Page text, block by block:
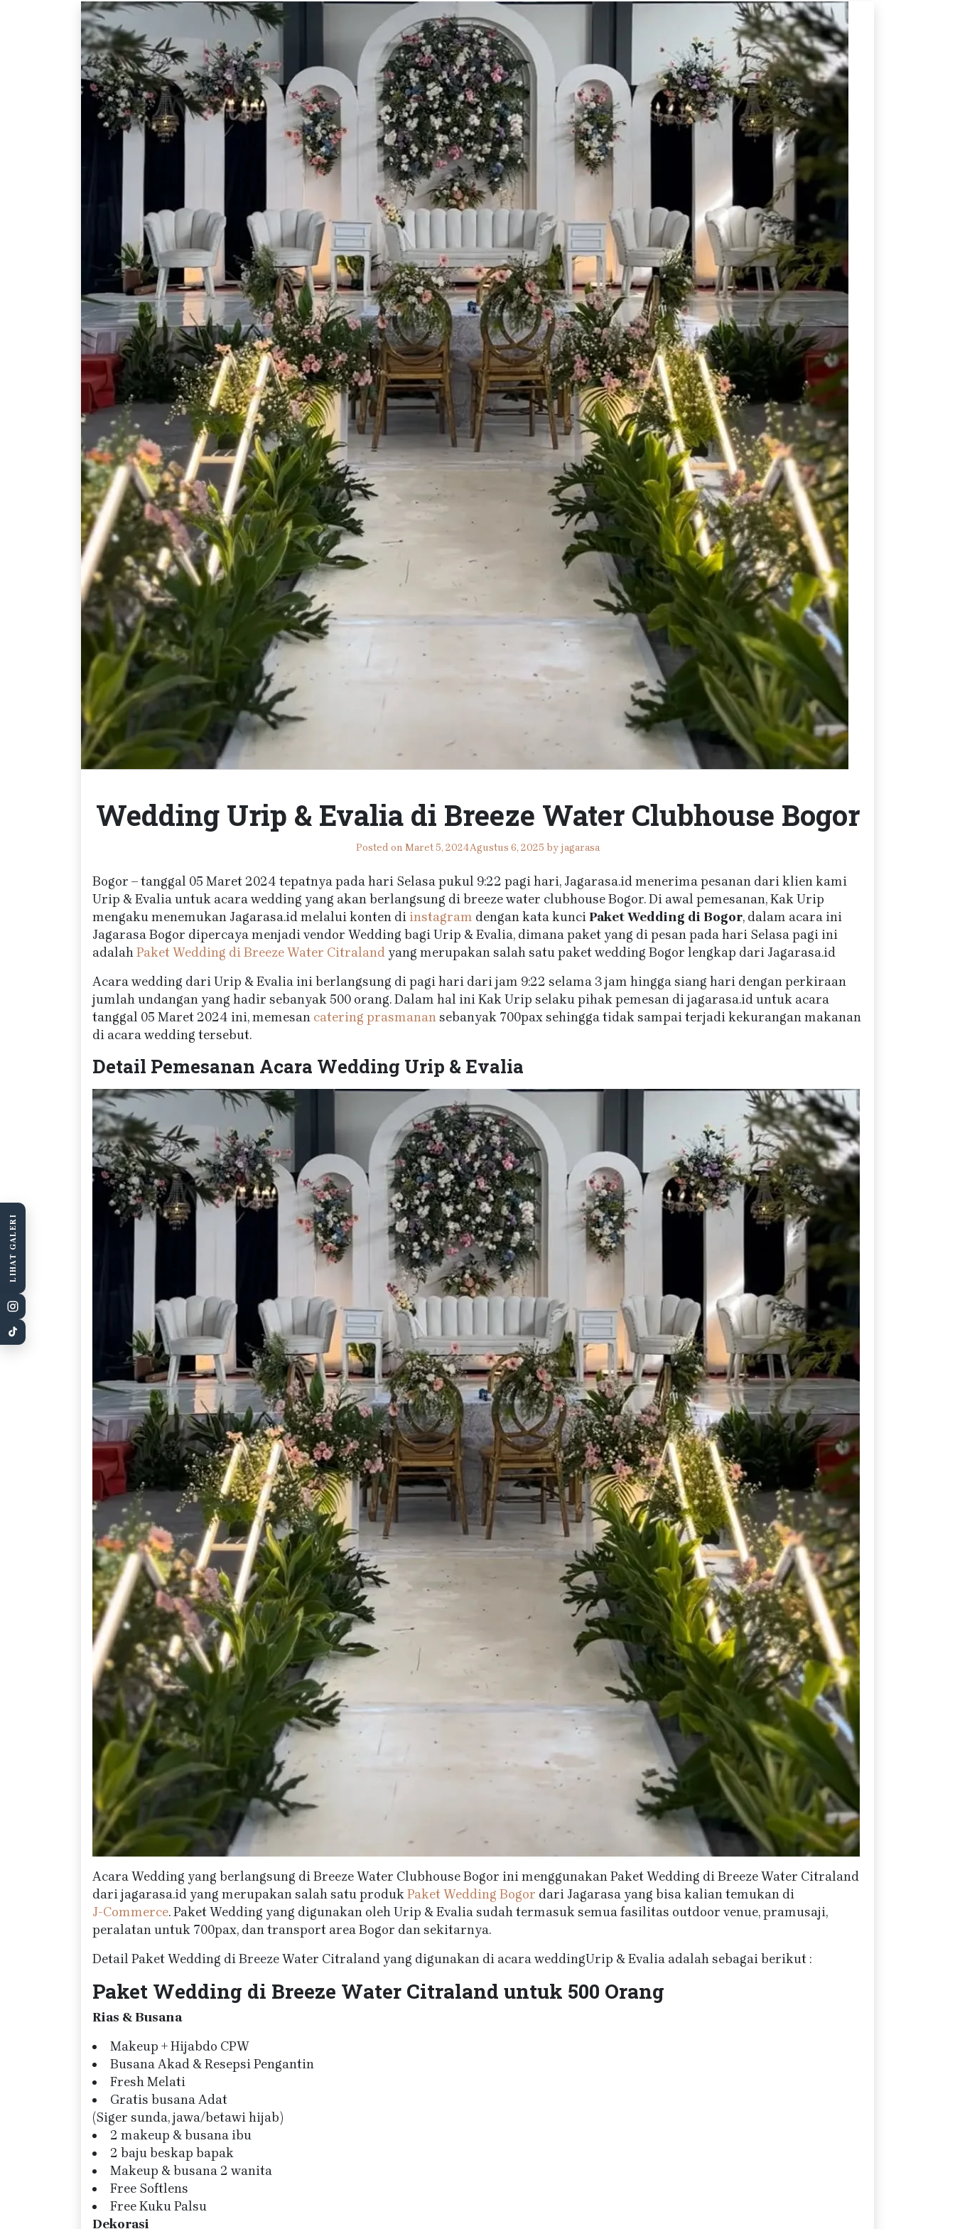
Wedding Urip & Evalia di Breeze Water Clubhouse Bogor
Posted on Maret 5, 2024Agustus 6, 2025 by jagarasa
Bogor – tanggal 05 Maret 2024 tepatnya pada hari Selasa pukul 9:22 pagi hari, Jagarasa.id menerima pesanan dari klien kami
Urip & Evalia untuk acara wedding yang akan berlangsung di breeze water clubhouse Bogor. Di awal pemesanan, Kak Urip
mengaku menemukan Jagarasa.id melalui konten di instagram dengan kata kunciPaket Wedding di Bogor, dalam acara ini
Jagarasa Bogor dipercaya menjadi vendor Wedding bagi Urip & Evalia, dimana paket yang di pesan pada hari Selasa pagi ini
adalahPaket Wedding di Breeze Water Citraland yang merupakan salah satu paket wedding Bogor lengkap dari Jagarasa.id
Acara wedding dari Urip & Evalia ini berlangsung di pagi hari dari jam 9:22 selama 3 jam hingga siang hari dengan perkiraan
jumlah undangan yang hadir sebanyak 500 orang. Dalam hal ini Kak Urip selaku pihak pemesan di jagarasa.id untuk acara
tanggal 05 Maret 2024 ini, memesan catering prasmanansebanyak 700pax sehingga tidak sampai terjadi kekurangan makanan
di acara wedding tersebut.
Detail Pemesanan Acara Wedding Urip & Evalia
Acara Wedding yang berlangsung di Breeze Water Clubhouse Bogor ini menggunakan Paket Wedding di Breeze Water Citraland
dari jagarasa.id yang merupakan salah satu produkPaket Wedding Bogor dari Jagarasa yang bisa kalian temukan di
J-Commerce. Paket Wedding yang digunakan oleh Urip & Evalia sudah termasuk semua fasilitas outdoor venue, pramusaji,
peralatan untuk 700pax, dan transport area Bogor dan sekitarnya.
Detail Paket Wedding di Breeze Water Citraland yang digunakan di acara weddingUrip & Evalia adalah sebagai berikut :
Paket Wedding di Breeze Water Citraland untuk 500 Orang
Rias & Busana
Makeup + Hijabdo CPW
Busana Akad & Resepsi Pengantin
Fresh Melati
Gratis busana Adat
(Siger sunda, jawa/betawi hijab)
2 makeup & busana ibu
2 baju beskap bapak
Makeup & busana 2 wanita
Free Softlens
Free Kuku Palsu
Dekorasi
LIHAT GALERI